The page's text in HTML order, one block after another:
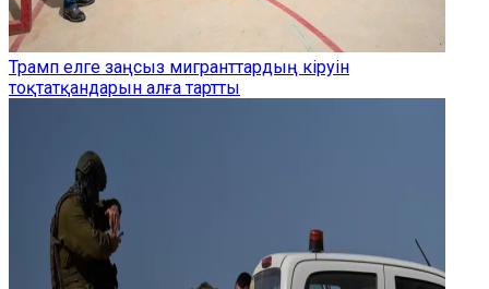
Трамп елге заңсыз мигранттардың кіруін
тоқтатқандарын алға тартты